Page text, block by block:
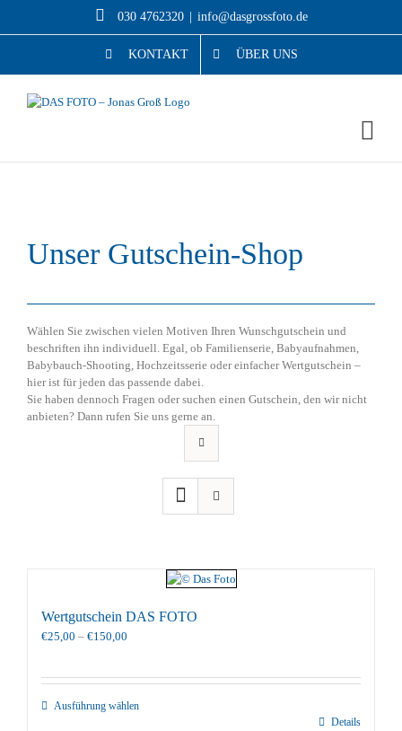
030 4762320 info@dasgrossfoto.de
KONTAKT ÜBER UNS
Unser Gutschein-Shop
Wählen Sie zwischen vielen Motiven Ihren Wunschgutschein und
beschriften ihn individuell. Egal, ob Familienserie, Babyaufnahmen,
Babybauch-Shooting, Hochzeitsserie oder einfacher Wertgutschein –
hier ist für jeden das passende dabei.
Sie haben dennoch Fragen oder suchen einen Gutschein, den wir nicht
anbieten? Dann rufen Sie uns gerne an.
Wertgutschein DAS FOTO
€25,00 – €150,00
€150,00
Ausführung wählen
Details